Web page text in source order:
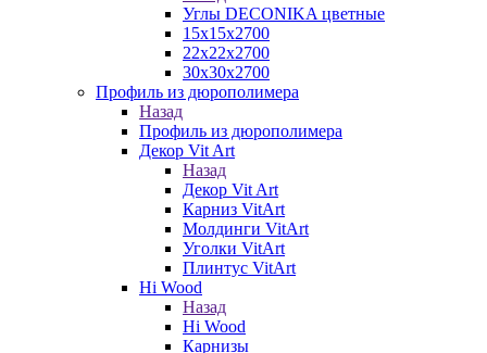
Углы DECONIKA цветные
15х15х2700
22х22х2700
30х30х2700
Профиль из дюрополимера
Назад
Профиль из дюрополимера
Декор Vit Art
Назад
Декор Vit Art
Карниз VitArt
Молдинги VitArt
Уголки VitArt
Плинтус VitArt
Hi Wood
Назад
Hi Wood
Карнизы